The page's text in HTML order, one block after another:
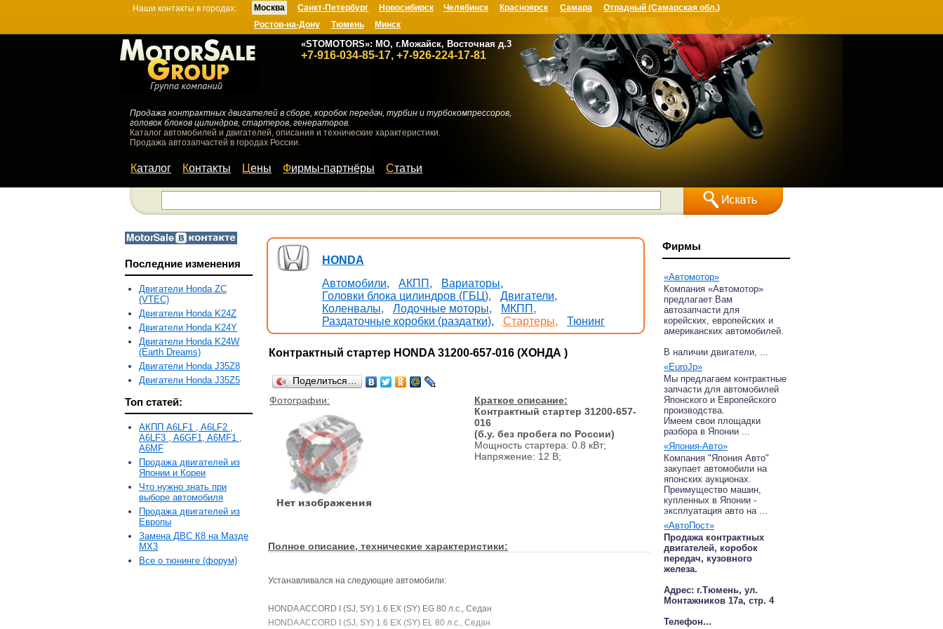
Наши контакты в городах: Москва
«STOMOTORS»: МО, г.Можайск, Восточная д.3
+7-916-034-85-17, +7-926-224-17-81
Санкт-Петербург Новосибирск Челябинск Красноярск Самара
Отрадный (Самарская обл.)
Ростов-на-Дону
Тюмень Минск
Продажа контрактных двигателей в сборе, коробок передач, турбин и турбокомпрессоров,
головок блоков цилиндров, стартеров, генераторов.
Каталог автомобилей и двигателей, описания и технические характеристики.
Продажа автозапчастей в городах России.
Каталог Контакты Цены Фирмы-партнёры Статьи
Последние изменения
Двигатели Honda ZC
(VTEC)
Двигатели Honda K24Z
Двигатели Honda K24Y
Двигатели Honda K24W
(Earth Dreams)
Двигатели Honda J35Z8
Двигатели Honda J35Z5
Топ статей:
АКПП A6LF1 , A6LF2 ,
A6LF3 , A6GF1, A6MF1 ,
A6MF
Продажа двигателей из
Японии и Кореи
Что нужно знать при
выборе автомобиля
Продажа двигателей из
Европы
Замена ДВС К8 на Мазде
MX3
Все о тюнинге (форум)
HONDA
Автомобили,
АКПП,
Вариаторы,
Головки блока цилиндров (ГБЦ),
Двигатели,
Коленвалы,
Лодочные моторы,
МКПП,
Раздаточные коробки (раздатки),
Стартеры, Тюнинг
Контрактный стартер HONDA 31200-657-016 (ХОНДА )
Поделиться…
Фотографии:
Краткое описание:
Контрактный стартер 31200-657-
016
(б.у. без пробега по России)
Мощность стартера: 0.8 кВт;
Напряжение: 12 В;
Полное описание, технические характеристики:
Устанавливался на следующие автомобили:
HONDA ACCORD I (SJ, SY) 1.6 EX (SY) EG 80 л.с., Седан
HONDA ACCORD I (SJ, SY) 1.6 EX (SY) EL 80 л.с., Седан
Фирмы
«Автомотор»
Компания «Автомотор»
предлагает Вам
автозапчасти для
корейских, европейских и
американских автомобилей.
В наличии двигатели, ...
«EuroJp»
Мы предлагаем контрактные
запчасти для автомобилей
Японского и Европейского
производства.
Имеем свои площадки
разбора в Японии ...
«Япония-Авто»
Компания "Япония Авто"
закупает автомобили на
японских аукционах.
Преимущество машин,
купленных в Японии -
эксплуатация авто на ...
«АвтоПост»
Продажа контрактных
двигателей, коробок
передач, кузовного
железа.
Адрес: г.Тюмень, ул.
Монтажников 17а, стр. 4
Телефон...